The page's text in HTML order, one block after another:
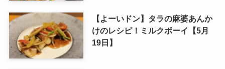
【よーいドン】タラの麻婆あんか
けのレシピ！ミルクボーイ【5月
19日】